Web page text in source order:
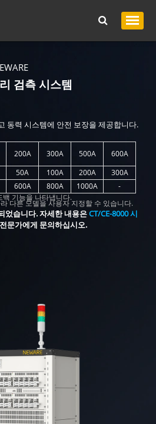
검측 시스템
동력 시스템에 안전 보장을 제공합니다.
200A 300A 500A 600A
50A 100A 200A
300A
600A 800A 1000A
-
기능을 나타냅니다.
다른 모델을 사용자 지정할 수 있습니다.
었습니다. 자세한 내용은CT/CE-8000 시
문가에게 문의하십시오.